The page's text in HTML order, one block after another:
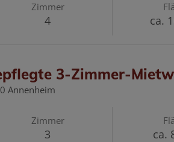
Zimmer
4 ca.
3-Zimmer-
Annenheim
Zimmer
3 ca.